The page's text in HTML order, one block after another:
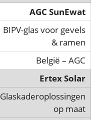
AGC SunEwat
BIPV-glas voor gevels
& ramen
België – AGC
Ertex Solar
Glaskaderoplossingen
op maat